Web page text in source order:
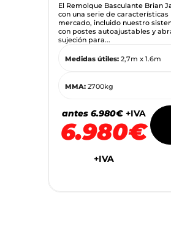
El Remolque Basculante Brian
con una serie de características
mercado, incluido nuestro
con postes autoajustables y
sujeción para...
Medidas útiles: 2,7m x 1.6m
MMA: 2700kg
antes 6.980€+IVA
6.980€
+IVA